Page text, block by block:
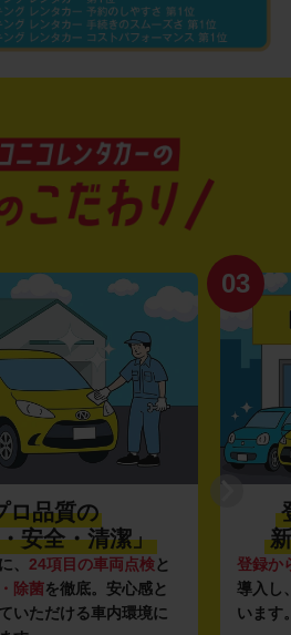
ロ品質の
安全・清潔」
、 24項目の車両点検と
除菌を徹底。安心感と
いただける車内環境に
03
登録か
導入し
います